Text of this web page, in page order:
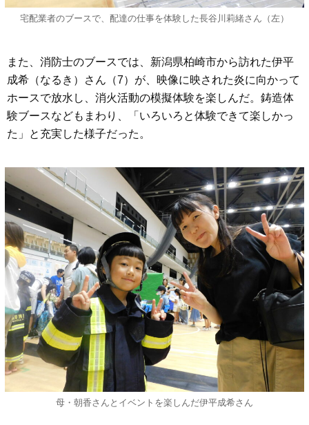
宅配業者のブースで、配達の仕事を体験した長谷川莉緒さん（左）
また、消防士のブースでは、新潟県柏崎市から訪れた伊平
成希（なるき）さん（7）が、映像に映された炎に向かって
ホースで放水し、消火活動の模擬体験を楽しんだ。鋳造体
験ブースなどもまわり、「いろいろと体験できて楽しかっ
た」と充実した様子だった。
母・朝香さんとイベントを楽しんだ伊平成希さん